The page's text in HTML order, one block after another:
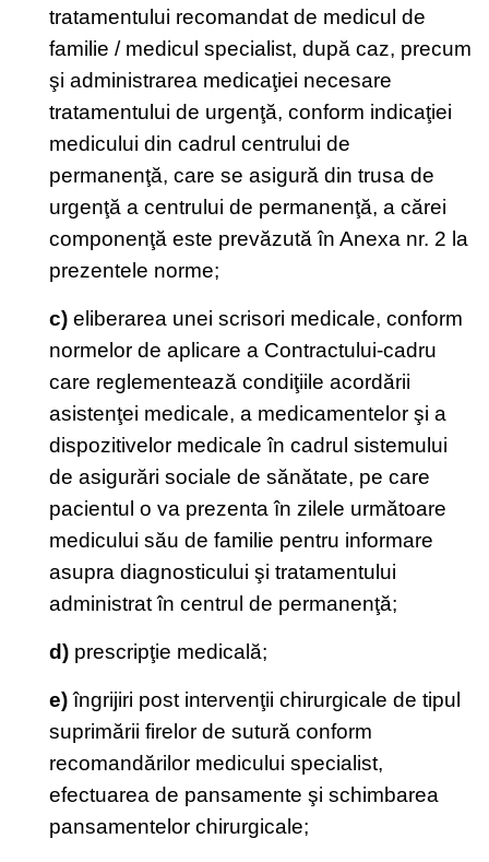
tratamentului recomandat de medicul de
familie / medicul specialist, după caz, precum
şi administrarea medicaţiei necesare
tratamentului de urgenţă, conform indicaţiei
medicului din cadrul centrului de
permanenţă, care se asigură din trusa de
urgenţă a centrului de permanenţă, a cărei
componenţă este prevăzută în Anexa nr. 2 la
prezentele norme;
c) eliberarea unei scrisori medicale, conform
normelor de aplicare a Contractului-cadru
care reglementează condiţiile acordării
asistenţei medicale, a medicamentelor şi a
dispozitivelor medicale în cadrul sistemului
de asigurări sociale de sănătate, pe care
pacientul o va prezenta în zilele următoare
medicului său de familie pentru informare
asupra diagnosticului şi tratamentului
administrat în centrul de permanenţă;
d) prescripţie medicală;
e)îngrijiri post intervenţii chirurgicale de tipul
suprimării firelor de sutură conform
recomandărilor medicului specialist,
efectuarea de pansamente şi schimbarea
pansamentelor chirurgicale;